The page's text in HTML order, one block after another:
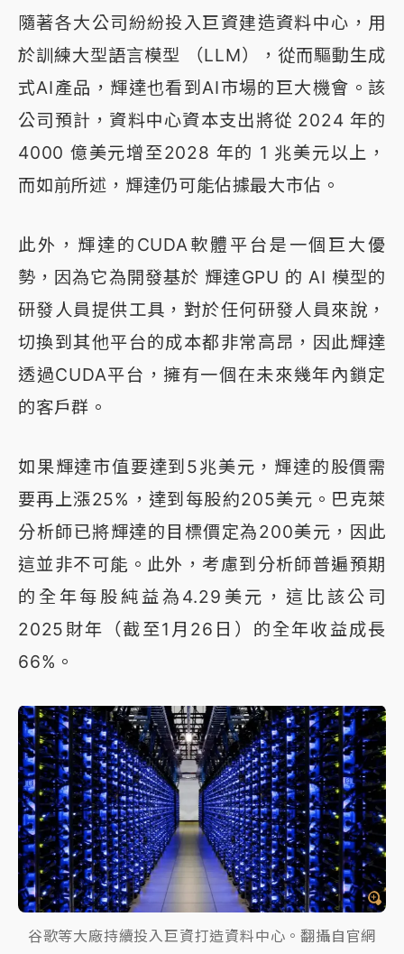
隨著各大公司紛紛投入巨資建造資料中心，用
於訓練大型語言模型 （LLM），從而驅動生成
式AI產品，輝達也看到AI市場的巨大機會。該
公司預計，資料中心資本支出將從 2024 年的
4000 億美元增至2028 年的 1 兆美元以上，
而如前所述，輝達仍可能佔據最大市佔。
此外，輝達的CUDA軟體平台是一個巨大優
勢，因為它為開發基於 輝達GPU 的 AI 模型的
研發人員提供工具，對於任何研發人員來說，
切換到其他平台的成本都非常高昂，因此輝達
透過CUDA平台，擁有一個在未來幾年內鎖定
的客戶群。
如果輝達市值要達到5兆美元，輝達的股價需
要再上漲25%，達到每股約205美元。巴克萊
分析師已將輝達的目標價定為200美元，因此
這並非不可能。此外，考慮到分析師普遍預期
的全年每股純益為4.29美元，這比該公司
2025財年（截至1月26日）的全年收益成長
66%。
谷歌等大廠持續投入巨資打造資料中心。翻攝自官網